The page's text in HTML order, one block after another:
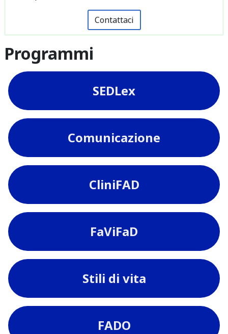
Contattaci
Programmi
SEDLex
Comunicazione
CliniFAD
FaViFaD
Stili di vita
FADO